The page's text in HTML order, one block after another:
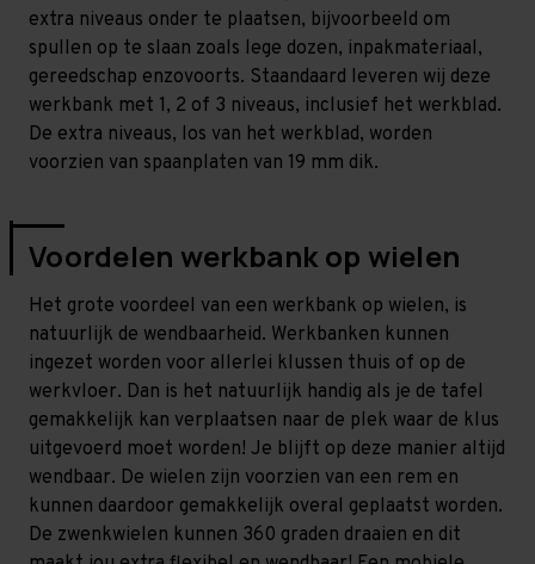
extra niveaus onder te plaatsen, bijvoorbeeld om
spullen op te slaan zoals lege dozen, inpakmateriaal,
gereedschap enzovoorts. Staandaard leveren wij deze
werkbank met 1, 2 of 3 niveaus, inclusief het werkblad.
De extra niveaus, los van het werkblad, worden
voorzien van spaanplaten van 19 mm dik.
Voordelen werkbank op wielen
Het grote voordeel van een werkbank op wielen, is
natuurlijk de wendbaarheid. Werkbanken kunnen
ingezet worden voor allerlei klussen thuis of op de
werkvloer. Dan is het natuurlijk handig als je de tafel
gemakkelijk kan verplaatsen naar de plek waar de klus
uitgevoerd moet worden! Je blijft op deze manier altijd
wendbaar. De wielen zijn voorzien van een rem en
kunnen daardoor gemakkelijk overal geplaatst worden.
De zwenkwielen kunnen 360 graden draaien en dit